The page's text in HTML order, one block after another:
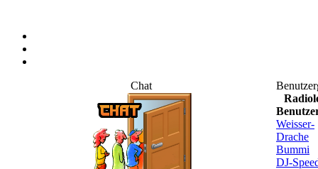
Chat
Weisser-
Drache
Bummi
DJ-